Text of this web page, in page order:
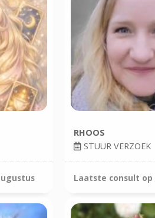
RHOOS
STUUR VERZOEK
Laatste consult op